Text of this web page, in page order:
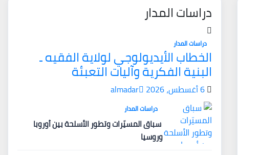
دراسات المدار
دراسات المدار
الخطاب الأيديولوجي لولاية الفقيه ـ
البنية الفكرية وآليات التعبئة
6 أغسطس، 2026 almadar
دراسات المدار
سباق المسيّرات وتطور الأسلحة بين أوروبا
وروسيا